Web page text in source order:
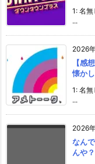
1: 名
...
2026
【感
懐か
1: 名
...
2026
なん
んや？